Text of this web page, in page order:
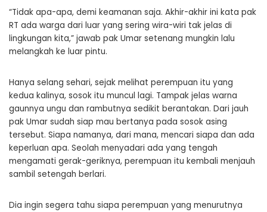
“Tidak apa-apa, demi keamanan saja. Akhir-akhir ini kata pak
RT ada warga dari luar yang sering wira-wiri tak jelas di
lingkungan kita,” jawab pak Umar setenang mungkin lalu
melangkah ke luar pintu.
Hanya selang sehari, sejak melihat perempuan itu yang
kedua kalinya, sosok itu muncul lagi. Tampak jelas warna
gaunnya ungu dan rambutnya sedikit berantakan. Dari jauh
pak Umar sudah siap mau bertanya pada sosok asing
tersebut. Siapa namanya, dari mana, mencari siapa dan ada
keperluan apa. Seolah menyadari ada yang tengah
mengamati gerak-geriknya, perempuan itu kembali menjauh
sambil setengah berlari.
Dia ingin segera tahu siapa perempuan yang menurutnya